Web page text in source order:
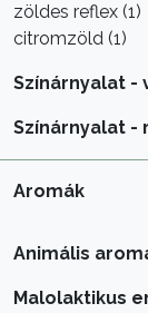
zöldes reflex (1)
citromzöld (1)
Színárnyalat -
Színárnyalat -
Aromák
Animális
Malolaktikus